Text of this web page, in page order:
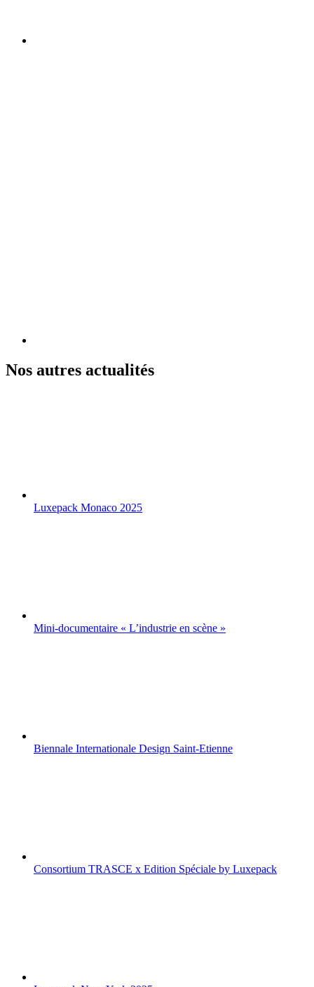
Nos autres actualités
Luxepack Monaco 2025
Mini-documentaire « L’industrie en scène »
Biennale Internationale Design Saint-Etienne
Consortium TRASCE x Edition Spéciale by Luxepack